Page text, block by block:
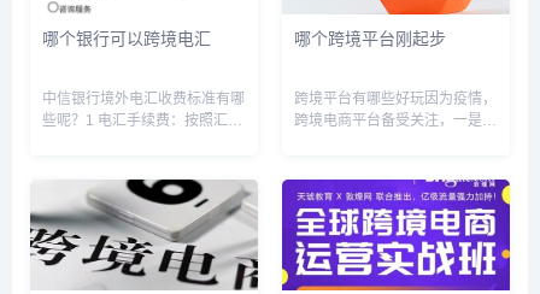
哪个银行可以跨境电汇
中信银行境外电汇收费标准有哪
些呢？1 电汇手续费：按照汇款
台地区￥80，其他地区￥100 3
持外币现钞办理电汇时，另加收
外汇买卖差价。差价按照...
哪个跨境平台刚起步
跨境平台有哪些好玩因为疫情，
跨境电商平台备受关注，一是国
跨境平台主要分2B和2C的，B
端：阿里巴巴国际站，中国制
造，环球资源等！C端：亚马
逊，速...